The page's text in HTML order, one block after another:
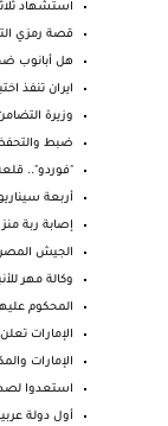
استشهاد
قصة رمزي
هل أبانوب
ايران تنفذ
وزيرة
ضبط والتحفظ
"فوردو".. قلعة
أربعة
إصابة ربة
الجيش
وكالة مهر
المحكوم
الإمارات
الإمارات
استعدوا
أول دولة عربية